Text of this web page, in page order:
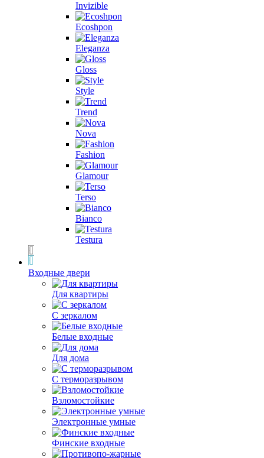
Invizible
Ecoshpon
Eleganza
Gloss
Style
Trend
Nova
Fashion
Glamour
Terso
Bianco
Testura
Входные двери
Для квартиры
С зеркалом
Белые входные
Для дома
С терморазрывом
Взломостойкие
Электронные умные
Финские входные